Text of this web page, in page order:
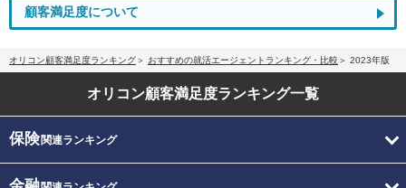
顧客満足度について
オリコン顧客満足度ランキング おすすめの就活エージェントランキング・比較 2023年版
オリコン顧客満足度ランキング一覧
保険関連ランキング